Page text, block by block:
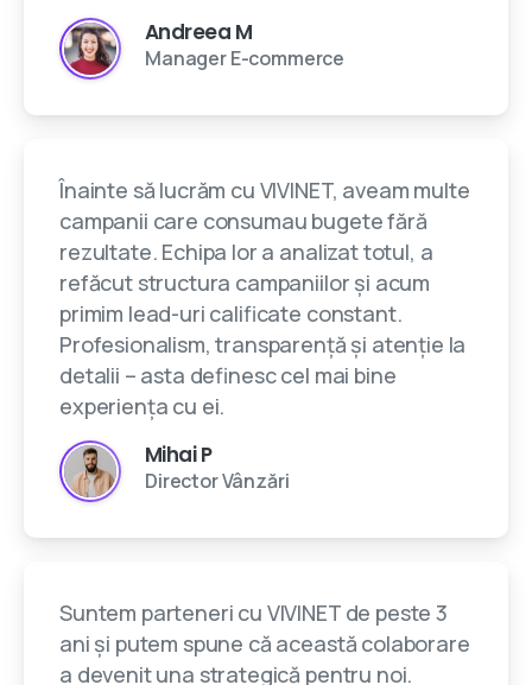
Andreea M
Manager E-commerce
Înainte să lucrăm cu VIVINET, aveam multe
campanii care consumau bugete fără
rezultate. Echipa lor a analizat totul, a
refăcut structura campaniilor și acum
primim lead-uri calificate constant.
Profesionalism, transparență și atenție la
detalii – asta definesc cel mai bine
experiența cu ei.
Mihai P
Director Vânzări
Suntem parteneri cu VIVINET de peste 3
ani și putem spune că această colaborare
a devenit una strategică pentru noi.